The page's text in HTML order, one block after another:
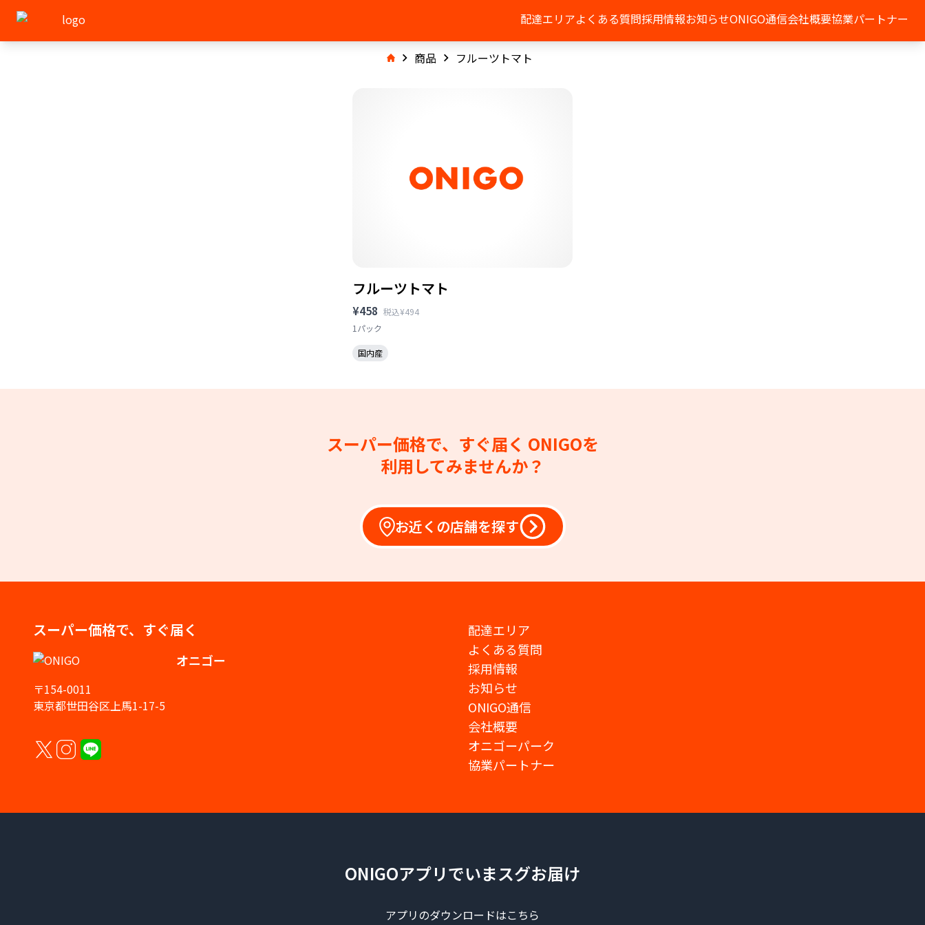
配達エリアよくある質問採用情報お知らせONIGO通信会社概要協業パートナー
商品 フルーツトマト
フルーツトマト
¥458 税込¥494
1パック
国内産
スーパー価格で、すぐ届く ONIGOを
利用してみませんか？
お近くの店舗を探す
スーパー価格で、すぐ届く
オニゴー
〒154-0011
東京都世田谷区上馬1-17-5
配達エリア
よくある質問
採用情報
お知らせ
ONIGO通信
会社概要
オニゴーパーク
協業パートナー
ONIGOアプリでいまスグお届け
アプリのダウンロードはこちら